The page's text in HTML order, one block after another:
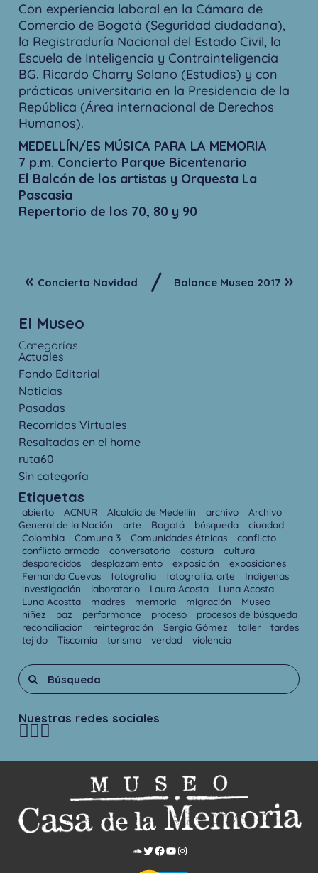
Con experiencia laboral en la Cámara de
Comercio de Bogotá (Seguridad ciudadana),
la Registraduría Nacional del Estado Civil, la
Escuela de Inteligencia y Contrainteligencia
BG. Ricardo Charry Solano (Estudios) y con
prácticas universitaria en la Presidencia de la
República (Área internacional de Derechos
Humanos).
MEDELLÍN/ES MÚSICA PARA LA MEMORIA
7 p.m. Concierto Parque Bicentenario
El Balcón de los artistas y Orquesta La
Pascasia
Repertorio de los 70, 80 y 90
« Concierto Navidad / Balance Museo 2017»
El Museo
Categorías
Actuales
Fondo Editorial
Noticias
Pasadas
Recorridos Virtuales
Resaltadas en el home
ruta60
Sin categoría
Etiquetas
abierto ACNUR Alcaldía de Medellín archivo
Archivo
General de la Nación
arte Bogotá búsqueda
ciuadad
Colombia
Comuna 3 Comunidades étnicas
conflicto
conflicto armado
conversatorio costura
cultura
desparecidos
desplazamiento exposición
exposiciones
Fernando Cuevas
fotografía fotografía. arte
Indígenas
investigación
laboratorio Laura Acosta
Luna Acosta
Luna Acostta
madres memoria migración
Museo
niñez
paz performance proceso
procesos de búsqueda
reconciliación
reintegración Sergio Gómez taller
tardes
tejido
Tiscornia turismo verdad violencia
Nuestras redes sociales